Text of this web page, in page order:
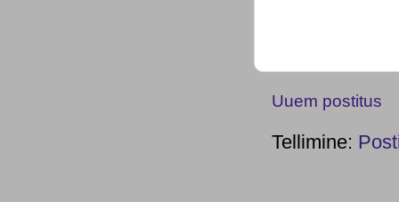
Uuem postitus
Tellimine: